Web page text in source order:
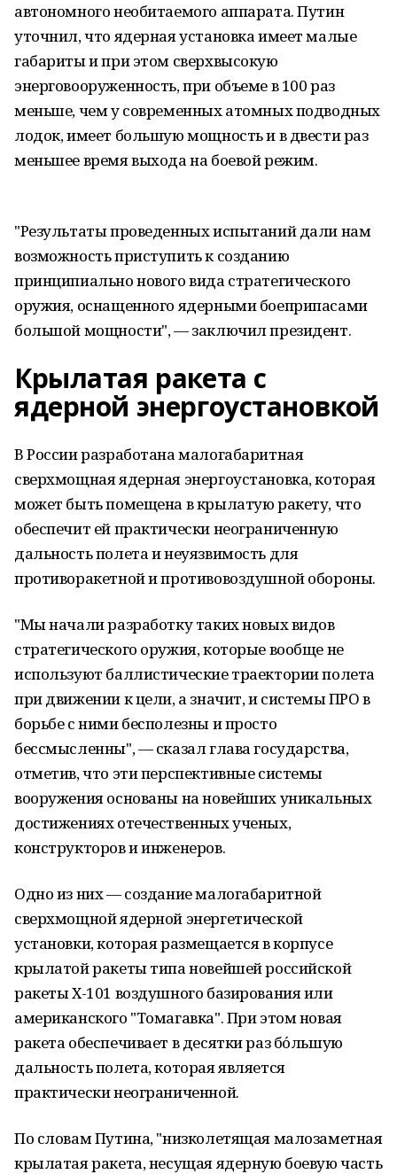
автономного необитаемого аппарата. Путин
уточнил, что ядерная установка имеет малые
габариты и при этом сверхвысокую
энерговооруженность, при объеме в 100 раз
меньше, чем у современных атомных подводных
лодок, имеет большую мощность и в двести раз
меньшее время выхода на боевой режим.
"Результаты проведенных испытаний дали нам
возможность приступить к созданию
принципиально нового вида стратегического
оружия, оснащенного ядерными боеприпасами
большой мощности", — заключил президент.
Крылатая ракета с
ядерной энергоустановкой
В России разработана малогабаритная
сверхмощная ядерная энергоустановка, которая
может быть помещена в крылатую ракету, что
обеспечит ей практически неограниченную
дальность полета и неуязвимость для
противоракетной и противовоздушной обороны.
"Мы начали разработку таких новых видов
стратегического оружия, которые вообще не
используют баллистические траектории полета
при движении к цели, а значит, и системы ПРО в
борьбе с ними бесполезны и просто
бессмысленны", — сказал глава государства,
отметив, что эти перспективные системы
вооружения основаны на новейших уникальных
достижениях отечественных ученых,
конструкторов и инженеров.
Одно из них — создание малогабаритной
сверхмощной ядерной энергетической
установки, которая размещается в корпусе
крылатой ракеты типа новейшей российской
ракеты Х-101 воздушного базирования или
американского "Томагавка". При этом новая
ракета обеспечивает в десятки раз бо́льшую
дальность полета, которая является
практически неограниченной.
По словам Путина, "низколетящая малозаметная
крылатая ракета, несущая ядерную боевую часть